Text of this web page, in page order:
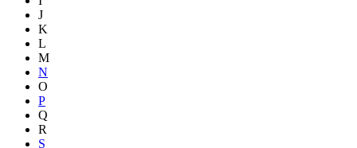
J
K
L
M
N
O
P
Q
R
S